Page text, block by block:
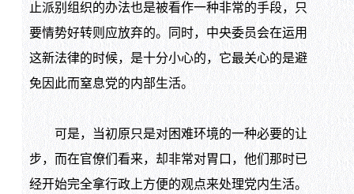
止派别组织的办法也是被看作一种非常的手段，只
要情势好转则应放弃的。同时，中央委员会在运用
这新法律的时候，是十分小心的，它最关心的是避
免因此而窒息党的内部生活。
可是，当初原只是对困难环境的一种必要的让
步，而在官僚们看来，却非常对胃口，他们那时已
经开始完全拿行政上方便的观点来处理党内生活。